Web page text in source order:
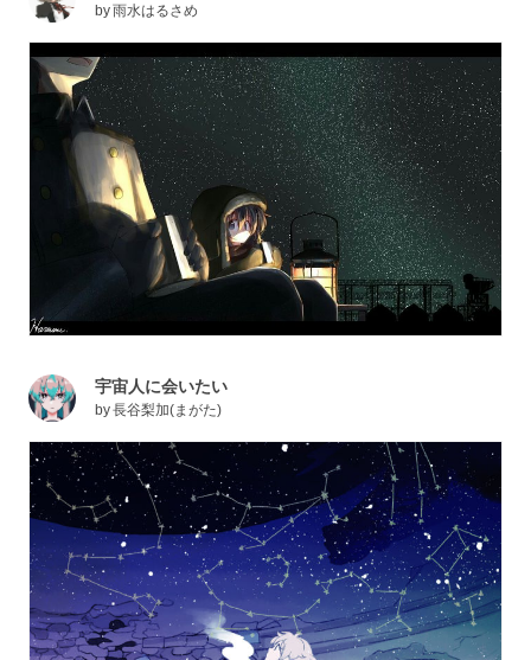
by雨水はるさめ
宇宙人に会いたい
by長谷梨加(まがた)